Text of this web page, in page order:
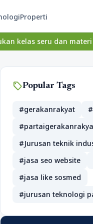
Properti
materi lengkap
sellPopular Tags
#gerakanrakyat
#Jurusan teknik
#jasa seo website
#jasa like sosmed
#jurusan teknologi